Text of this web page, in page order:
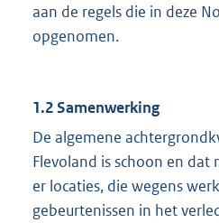
aan de regels die in deze
opgenomen.
1.2 Samenwerking
De algemene
Flevoland is schoon en dat
er locaties, die wegens
gebeurtenissen in het